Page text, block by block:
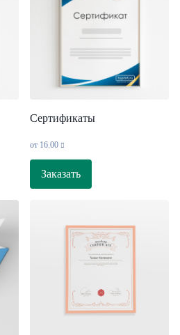
Сертификаты
от 16.00
Заказать